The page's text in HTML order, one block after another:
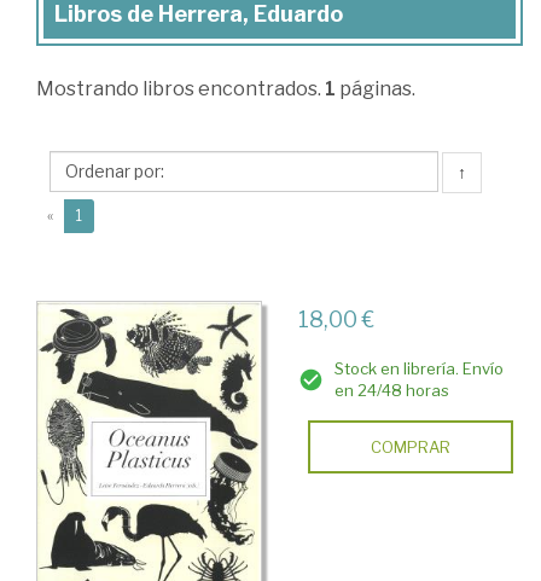
Libros
Herrera,
Libros de Herrera, Eduardo
Mostrando libros encontrados. 1 páginas.
↑
« 1
18,00 €
Stock en librería. Envío
en 24/48 horas
COMPRAR